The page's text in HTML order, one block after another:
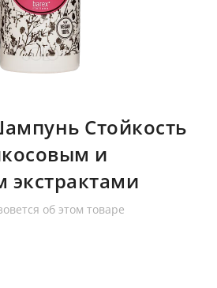
Стойкость
и
об этом товаре